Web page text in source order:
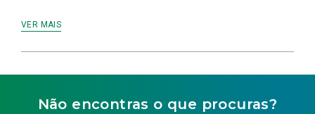
VER MAIS
Não encontras o que procuras?